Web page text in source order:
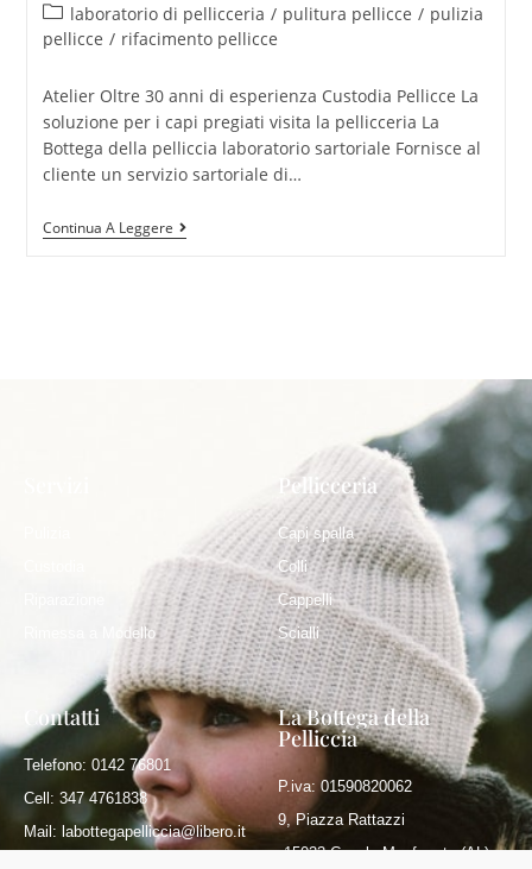
laboratorio di pellicceria / pulitura pellicce / pulizia
pellicce / rifacimento pellicce
Atelier Oltre 30 anni di esperienza Custodia Pellicce La
soluzione per i capi pregiati visita la pellicceria La
Bottega della pelliccia laboratorio sartoriale Fornisce al
cliente un servizio sartoriale di…
Continua A Leggere
Rimessa a Modello
Pellicceria
Capi spalla
Colli
Cappelli
Scialli
Contatti
Telefono: 0142 76801
Cell: 347 4761838
Mail: labottegapelliccia@libero.it
La Bottega della
Pelliccia
P.iva: 01590820062
9, Piazza Rattazzi
15033 Casale Monferrato (AL)